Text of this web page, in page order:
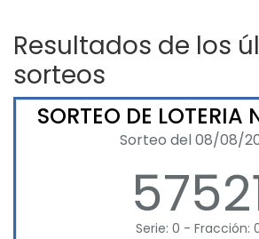
Resultados de los
sorteos
SORTEO DE LOTERIA
Sorteo del 08/08/
Serie: 0 - Fracción: